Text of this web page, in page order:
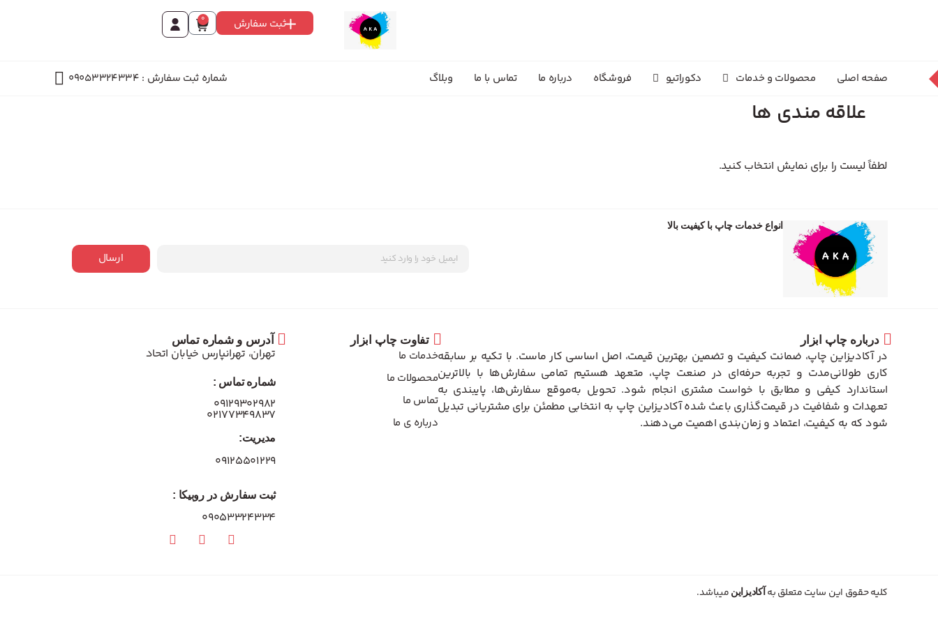
ثبت سفارش 0
صفحه اصلی محصولات و خدمات دکوراتیو فروشگاه درباره ما تماس با ما وبلاگ شماره ثبت سفارش : 09053324334
علاقه مندی ها
لطفاً لیست را برای نمایش انتخاب کنید.
انواع خدمات چاپ با کیفیت بالا
ارسال
درباره چاپ ابزار
در آکادیزاین چاپ، ضمانت کیفیت و تضمین بهترین قیمت، اصل اساسی کار ماست. با تکیه بر سابقه
کاری طولانی‌مدت و تجربه حرفه‌ای در صنعت چاپ، متعهد هستیم تمامی سفارش‌ها با بالاترین
استاندارد کیفی و مطابق با خواست مشتری انجام شود. تحویل به‌موقع سفارش‌ها، پایبندی به
تعهدات و شفافیت در قیمت‌گذاری باعث شده آکادیزاین چاپ به انتخابی مطمئن برای مشتریانی تبدیل
شود که به کیفیت، اعتماد و زمان‌بندی اهمیت می‌دهند.
تفاوت چاپ ابزار
خدمات ما
محصولات ما
تماس ما
درباره ی ما
آدرس و شماره تماس
تهران، تهرانپارس خیابان اتحاد
شماره تماس :
۰۹۱۲۹۳۰۲۹۸۲
۰۲۱۷۷۳۴۹۸۳۷
مدیریت:
۰۹۱۲۵۵۰۱۲۲۹
ثبت سفارش در روبیکا :
09053324334
کلیه حقوق این سایت متعلق بهآکادیزاین میباشد.